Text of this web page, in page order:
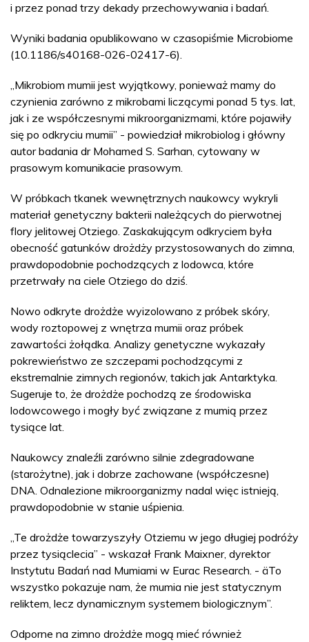
i przez ponad trzy dekady przechowywania i badań.
Wyniki badania opublikowano w czasopiśmie Microbiome
(10.1186/s40168-026-02417-6).
„Mikrobiom mumii jest wyjątkowy, ponieważ mamy do
czynienia zarówno z mikrobami liczącymi ponad 5 tys. lat,
jak i ze współczesnymi mikroorganizmami, które pojawiły
się po odkryciu mumii” - powiedział mikrobiolog i główny
autor badania dr Mohamed S. Sarhan, cytowany w
prasowym komunikacie prasowym.
W próbkach tkanek wewnętrznych naukowcy wykryli
materiał genetyczny bakterii należących do pierwotnej
flory jelitowej Otziego. Zaskakującym odkryciem była
obecność gatunków drożdży przystosowanych do zimna,
prawdopodobnie pochodzących z lodowca, które
przetrwały na ciele Otziego do dziś.
Nowo odkryte drożdże wyizolowano z próbek skóry,
wody roztopowej z wnętrza mumii oraz próbek
zawartości żołądka. Analizy genetyczne wykazały
pokrewieństwo ze szczepami pochodzącymi z
ekstremalnie zimnych regionów, takich jak Antarktyka.
Sugeruje to, że drożdże pochodzą ze środowiska
lodowcowego i mogły być związane z mumią przez
tysiące lat.
Naukowcy znaleźli zarówno silnie zdegradowane
(starożytne), jak i dobrze zachowane (współczesne)
DNA. Odnalezione mikroorganizmy nadal więc istnieją,
prawdopodobnie w stanie uśpienia.
„Te drożdże towarzyszyły Otziemu w jego długiej podróży
przez tysiąclecia” - wskazał Frank Maixner, dyrektor
Instytutu Badań nad Mumiami w Eurac Research. - äTo
wszystko pokazuje nam, że mumia nie jest statycznym
reliktem, lecz dynamicznym systemem biologicznym”.
Odporne na zimno drożdże mogą mieć również